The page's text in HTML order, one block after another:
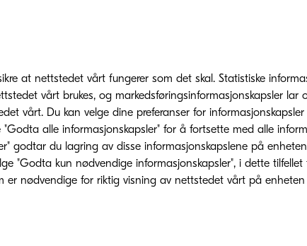
at nettstedet vårt fungerer som det skal. Statistiske
vårt brukes, og markedsføringsinformasjonskapsler lar
vårt. Du kan velge dine preferanser for
alle informasjonskapsler" for å fortsette med alle
godtar du lagring av disse informasjonskapslene på
"Godta kun nødvendige informasjonskapsler", i dette